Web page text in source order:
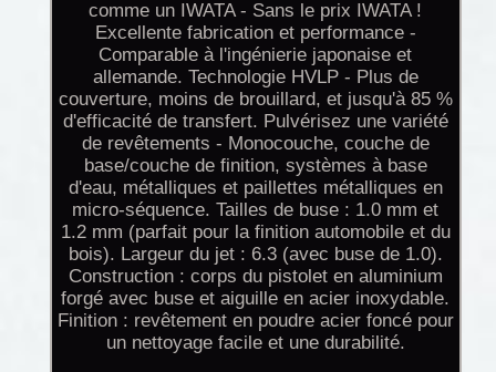
comme un IWATA - Sans le prix IWATA !
Excellente fabrication et performance -
Comparable à l'ingénierie japonaise et
allemande. Technologie HVLP - Plus de
couverture, moins de brouillard, et jusqu'à 85 %
d'efficacité de transfert. Pulvérisez une variété
de revêtements - Monocouche, couche de
base/couche de finition, systèmes à base
d'eau, métalliques et paillettes métalliques en
micro-séquence. Tailles de buse : 1.0 mm et
1.2 mm (parfait pour la finition automobile et du
bois). Largeur du jet : 6.3 (avec buse de 1.0).
Construction : corps du pistolet en aluminium
forgé avec buse et aiguille en acier inoxydable.
Finition : revêtement en poudre acier foncé pour
un nettoyage facile et une durabilité.